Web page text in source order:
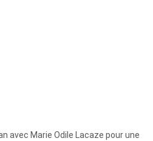
avec Marie Odile Lacaze pour une